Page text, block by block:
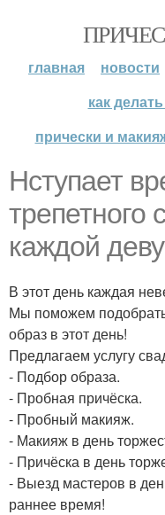
главная новости
как
прически и
Нступает
трепетного
каждой
В этот день каждая
Мы поможем
образ в этот день!
Предлагаем услугу
- Подбор образа.
- Пробная причёска.
- Пробный макияж.
- Макияж в день
- Причёска в день
- Выезд мастеров в
раннее время!